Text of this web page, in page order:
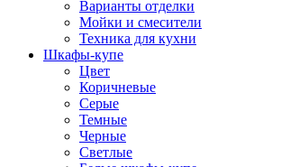
Варианты отделки
Мойки и смесители
Техника для кухни
Шкафы-купе
Цвет
Коричневые
Серые
Темные
Черные
Светлые